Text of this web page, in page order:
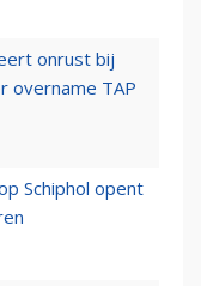
onrust bij
overname TAP
Schiphol opent